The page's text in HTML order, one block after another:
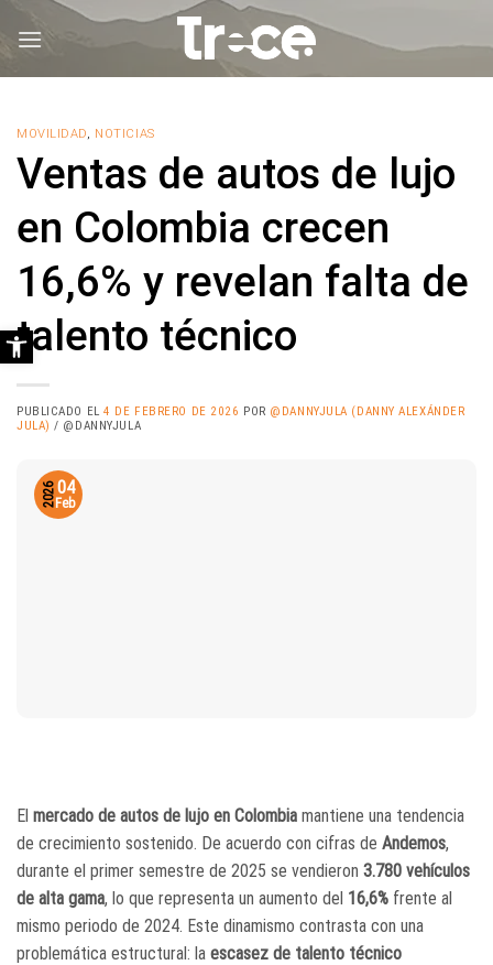
MOVILIDAD, NOTICIAS
Ventas de autos de lujo
en Colombia crecen
16,6% y revelan falta de
talento técnico
PUBLICADO EL4 DE FEBRERO DE 2026 POR @DANNYJULA (DANNY ALEXÁNDER
JULA) / @DANNYJULA
04
Feb
2026
El mercado de autos de lujo en Colombia mantiene una tendencia
de crecimiento sostenido. De acuerdo con cifras de Andemos,
durante el primer semestre de 2025 se vendieron 3.780 vehículos
de alta gama, lo que representa un aumento del 16,6% frente al
mismo periodo de 2024. Este dinamismo contrasta con una
problemática estructural: la escasez de talento técnico
Abrir barra de herramientas